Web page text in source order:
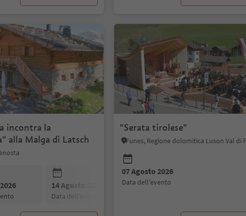
incontra la
alla Malga di Latsch
14 Agosto 2026
data dell'evento
21 Agosto 2026
"Serata tirolese"
07 Agosto 2026
data dell'evento